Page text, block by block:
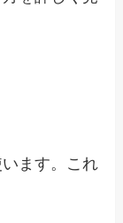
ます。これ